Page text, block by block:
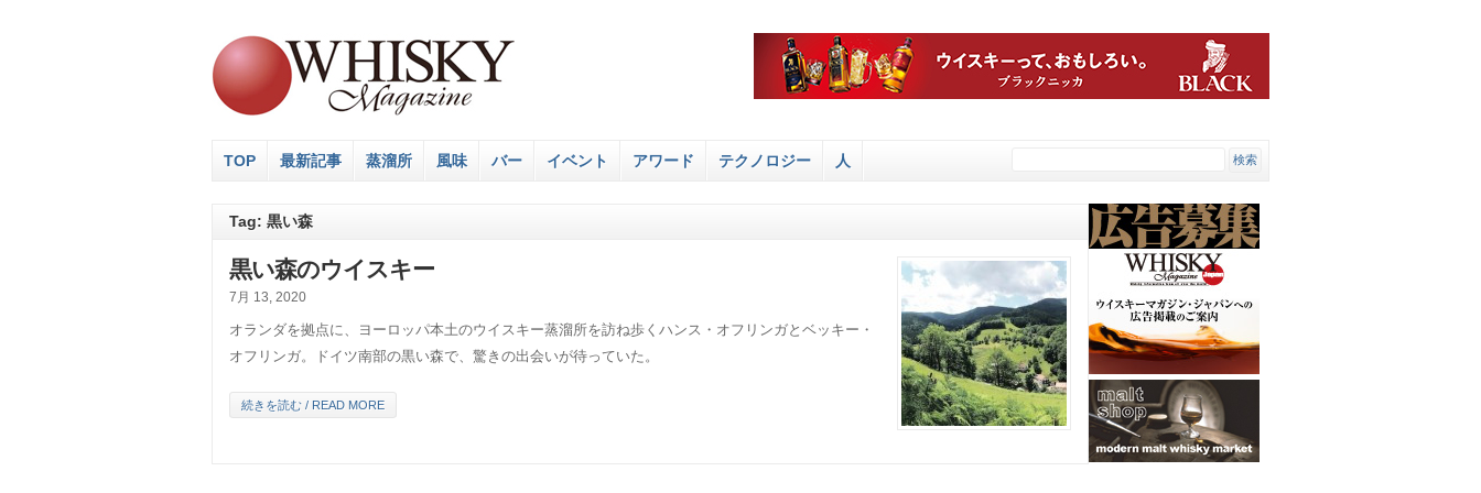
TOP 最新記事 蒸溜所 風味 バー イベント アワード テクノロジー 人
Tag: 黒い森
黒い森のウイスキー
7月 13, 2020
オランダを拠点に、ヨーロッパ本土のウイスキー蒸溜所を訪ね歩くハンス・オフリンガとベッキー・
オフリンガ。ドイツ南部の黒い森で、驚きの出会いが待っていた。
続きを読む / READ MORE